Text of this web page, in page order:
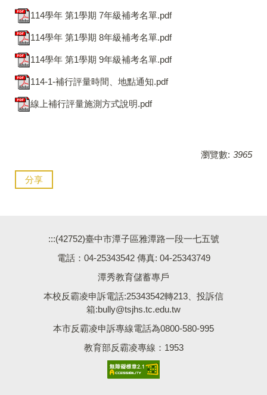
114學年 第1學期 7年級補考名單.pdf
114學年 第1學期 8年級補考名單.pdf
114學年 第1學期 9年級補考名單.pdf
114-1-補行評量時間、地點通知.pdf
線上補行評量施測方式說明.pdf
瀏覽數: 3965
分享
:::(42752)臺中市潭子區雅潭路一段一七五號
電話：04-25343542 傳真: 04-25343749
潭秀教育儲蓄專戶
本校反霸凌申訴電話:25343542轉213、投訴信
箱:bully@tsjhs.tc.edu.tw
本市反霸凌申訴專線電話為0800-580-995
教育部反霸凌專線：1953